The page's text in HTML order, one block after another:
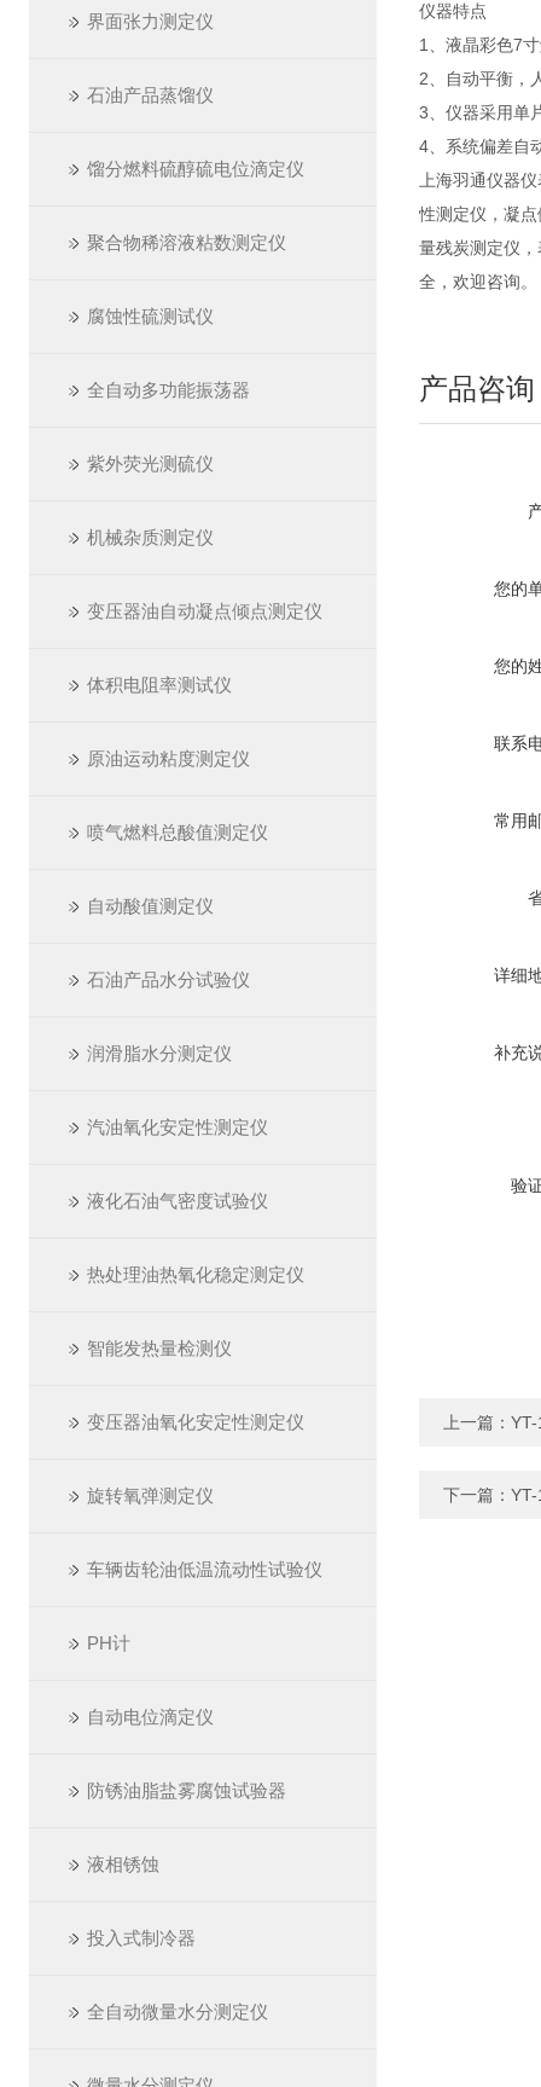
界面张力测定仪
石油产品蒸馏仪
馏分燃料硫醇硫电位滴定仪
聚合物稀溶液粘数测定仪
腐蚀性硫测试仪
全自动多功能振荡器
紫外荧光测硫仪
机械杂质测定仪
变压器油自动凝点倾点测定仪
体积电阻率测试仪
原油运动粘度测定仪
喷气燃料总酸值测定仪
自动酸值测定仪
石油产品水分试验仪
润滑脂水分测定仪
汽油氧化安定性测定仪
液化石油气密度试验仪
热处理油热氧化稳定测定仪
智能发热量检测仪
变压器油氧化安定性测定仪
旋转氧弹测定仪
车辆齿轮油低温流动性试验仪
PH计
自动电位滴定仪
防锈油脂盐雾腐蚀试验器
液相锈蚀
投入式制冷器
全自动微量水分测定仪
仪器特点
1、液晶彩色7
2、自动平衡，
3、仪器采用单
4、系统偏差自
上海羽通仪器
性测定仪，凝
量残炭测定仪
全，欢迎咨询。
产品咨询
您的
您的
联系
常用
详细
补充
验
上一篇：
下一篇：